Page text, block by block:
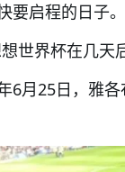
要启程的日子。
想世界杯在几天
6月25日，雅